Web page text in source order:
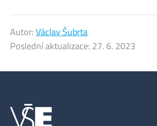
Autor:Václav Šubrta
Poslední aktualizace: 27. 6. 2023